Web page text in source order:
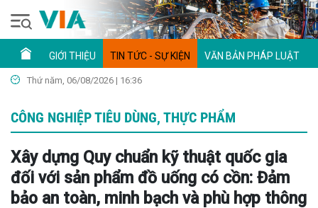
GIỚI THIỆU TIN TỨC - SỰ KIỆN VĂN BẢN PHÁP LUẬT
Thứ năm, 06/08/2026 | 16:36
CÔNG NGHIỆP TIÊU DÙNG, THỰC PHẨM
Xây dựng Quy chuẩn kỹ thuật quốc gia
đối với sản phẩm đồ uống có cồn: Đảm
bảo an toàn, minh bạch và phù hợp thông